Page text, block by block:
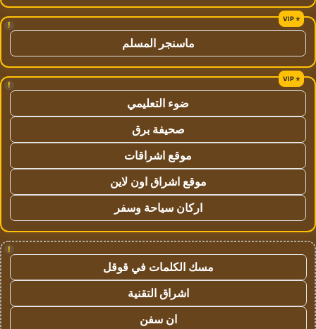
!
ماسنجر المسلم
!
ضوء التعليمي
صحيفة برق
موقع اشراقات
موقع اشراق اون لاين
اركان سياحة وسفر
!
مسك الكلمات في قوقل
اشراق التقنية
ان سفن